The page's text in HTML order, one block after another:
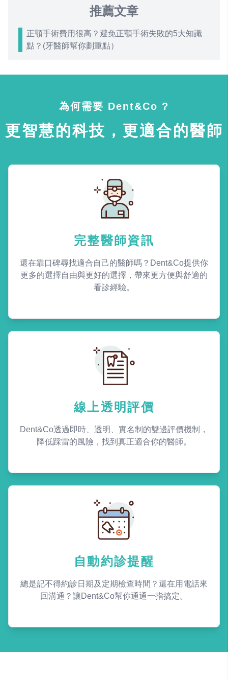
推薦文章
正顎手術費用很高？避免正顎手術失敗的5大知識
點？(牙醫師幫你劃重點）
為何需要 Dent&Co ?
更智慧的科技，更適合的醫師
完整醫師資訊
還在靠口碑尋找適合自己的醫師嗎？Dent&Co提供你
更多的選擇自由與更好的選擇，帶來更方便與舒適的
看診經驗。
線上透明評價
Dent&Co透過即時、透明、實名制的雙邊評價機制，
降低踩雷的風險，找到真正適合你的醫師。
自動約診提醒
總是記不得約診日期及定期檢查時間？還在用電話來
回溝通？讓Dent&Co幫你通通一指搞定。